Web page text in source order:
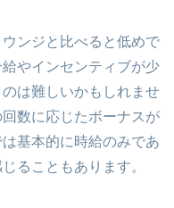
ンジと比べると低めで
やインセンティブが少
は難しいかもしれませ
数に応じたボーナスが
基本的に時給のみであ
ることもあります。